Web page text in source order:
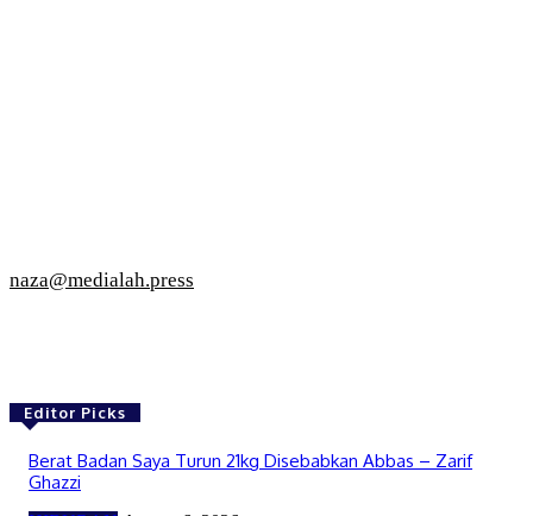
naza@medialah.press
Editor Picks
Berat Badan Saya Turun 21kg Disebabkan Abbas – Zarif
Ghazzi